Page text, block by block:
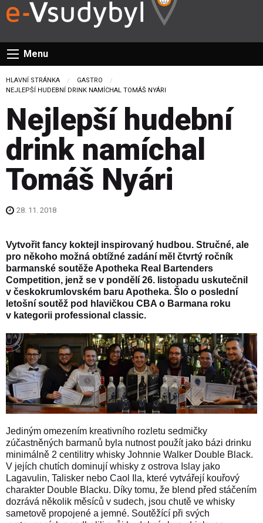
Menu
HLAVNÍ STRÁNKA
GASTRO
CURRENT:
NEJLEPŠÍ HUDEBNÍ DRINK NAMÍCHAL TOMÁŠ NYÁRI
Nejlepší hudební
drink namíchal
Tomáš Nyári
28. 11. 2018
Vytvořit fancy koktejl inspirovaný hudbou. Stručné, ale
pro někoho možná obtížné zadání měl čtvrtý ročník
barmanské soutěže Apotheka Real Bartenders
Competition, jenž se v pondělí 26. listopadu uskutečnil
v českokrumlovském baru Apotheka. Šlo o poslední
letošní soutěž pod hlavičkou CBA o Barmana roku
v kategorii professional classic.
Jediným omezením kreativního rozletu sedmičky
zúčastněných barmanů byla nutnost použít jako bázi drinku
minimálně 2 centilitry whisky Johnnie Walker Double Black.
V jejích chutích dominují whisky z ostrova Islay jako
Lagavulin, Talisker nebo Caol Ila, které vytvářejí kouřový
charakter Double Blacku. Díky tomu, že blend před stáčením
dozrává několik měsíců v sudech, jsou chutě ve whisky
sametově propojené a jemné. Soutěžící při svých